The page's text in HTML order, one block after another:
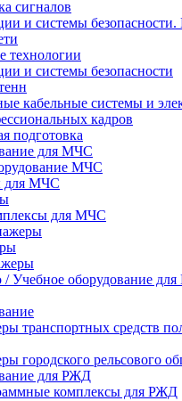
сигналов
и системы
технологии
и системы безопасности
кабельные системы и
кадров
подготовка
для МЧС
МЧС
для МЧС
для МЧС
/ Учебное оборудование
транспортных средств
городского рельсового
для РЖД
комплексы для РЖД